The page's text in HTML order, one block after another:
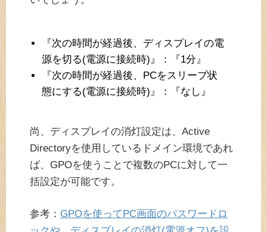
『次の時間が経過後、ディスプレイの電
源を切る(電源に接続時)』：『1分』
『次の時間が経過後、PCをスリープ状
態にする(電源に接続時)』：『なし』
尚、ディスプレイの消灯設定は、Active
Directoryを使用しているドメイン環境であれ
ば、GPOを使うことで複数のPCに対して一
括設定が可能です。
参考： GPOを使ってPC画面のパスワードロ